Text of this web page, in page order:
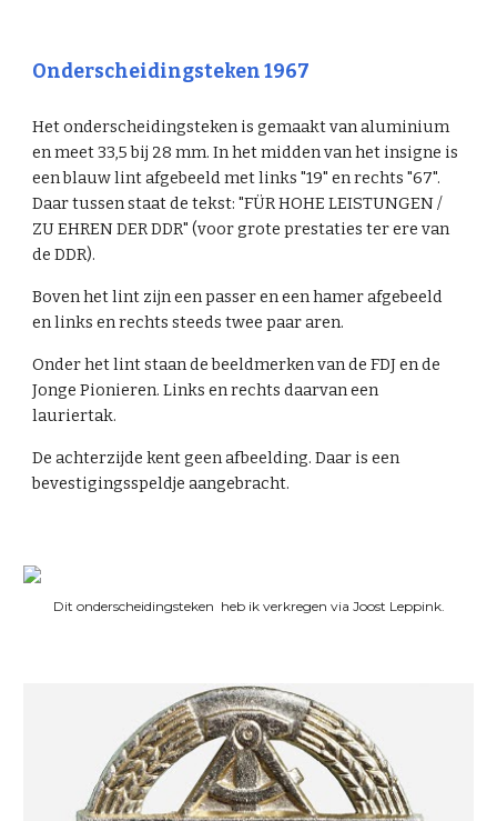
Onderscheidingsteken1967
Het onderscheidingsteken is gemaakt van aluminium
en meet 33,5 bij 28 mm. In het midden van het insigne is
een blauw lint afgebeeld met links "19" en rechts "67".
Daar tussen staat de tekst: "FÜR HOHE LEISTUNGEN /
ZU EHREN DER DDR" (voor grote prestaties ter ere van
de DDR).
Boven het lint zijn een passer en een hamer afgebeeld
en links en rechts steeds twee paar aren.
Onder het lint staan de beeldmerken van de FDJ en de
Jonge Pionieren. Links en rechts daarvan een
lauriertak.
De achterzijde kent geen afbeelding. Daar is een
bevestigingsspeldje aangebracht.
Dit onderscheidingsteken heb ik verkregen via Joost Leppink.